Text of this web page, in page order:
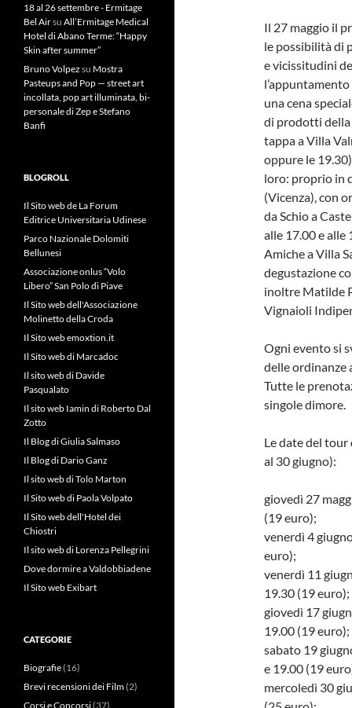
Il 27 maggio il
le possibilità di
e vicissitudini
una cena
di prodotti della
tappa a Villa
oppure le
loro: proprio in
(Vicenza), con
da Schio a
alle 17.00 e alle
Amiche a Villa
degustazione
inoltre Matilde
Vignaioli
Ogni evento si
delle ordinanze
Tutte le
singole dimore.
Le date del
al 30 giugno):
giovedì 27
(19 euro);
venerdì 4
euro);
venerdì 11
19.30 (19 euro);
giovedì 17
19.00 (19 euro);
sabato 19
e 19.00 (19
mercoledì 30
18 al 26 settembre - Ermitage
Bel Airsu All’Ermitage Medical
Hotel di Abano Terme: “Happy
Skin after summer”
Bruno Volpez su Mostra
Pasteups and Pop — street art
incollata, pop art illuminata, bi-
personale di Zep e Stefano
Banfi
BLOGROLL
Il Sito web de La Forum
Editrice Universitaria Udinese
Parco Nazionale Dolomiti
Bellunesi
Associazione onlus “Volo
Libero” San Polo di Piave
Il Sito web dell'Associazione
Molinetto della Croda
Il Sito web emoxtion.it
Il Sito web di Marcadoc
Il sito web di Davide
Pasqualato
Il sito web Iamin di Roberto Dal
Zotto
Il Blog di Giulia Salmaso
Il Blog di Dario Ganz
Il sito web di Tolo Marton
Il Sito web di Paola Volpato
Il Sito web dell'Hotel dei
Chiostri
Il sito web di Lorenza Pellegrini
Dove dormire a Valdobbiadene
Il Sito web Exibart
CATEGORIE
Biografie(16)
Brevi recensioni dei Film(2)
Corsi e Concorsi(37)